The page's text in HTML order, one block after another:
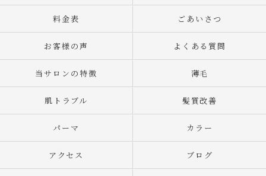
料金表 ごあいさつ
お客様の声 よくある質問
当サロンの特徴 薄毛
肌トラブル 髪質改善
パーマ カラー
アクセス ブログ